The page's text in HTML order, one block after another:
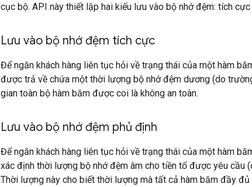
cục bộ. API này thiết lập hai kiểu lưu vào bộ nhớ đệm: tích cực
Lưu vào bộ nhớ đệm tích cực
Để ngăn khách hàng liên tục hỏi về trạng thái của một hàm
được trả về chứa một thời lượng bộ nhớ đệm dương (do
gian toàn bộ hàm băm được coi là không an toàn.
Lưu vào bộ nhớ đệm phủ định
Để ngăn khách hàng liên tục hỏi về trạng thái của một hàm
xác định thời lượng bộ nhớ đệm âm cho tiền tố được yêu cầu
Thời lượng này cho biết thời lượng mà tất cả hàm băm đầy